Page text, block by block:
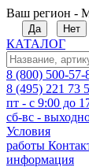
Ваш регион -
Да Нет
КАТАЛОГ
8 (800) 500-57-
8 (495) 221 73
пт - с 9:00 до
сб-вс -
Условия
работы
информация